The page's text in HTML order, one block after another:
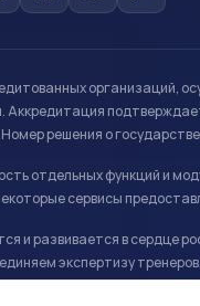
организаций,
решения о
отдельных функций и
сервисы
и развивается в сердце
экспертизу